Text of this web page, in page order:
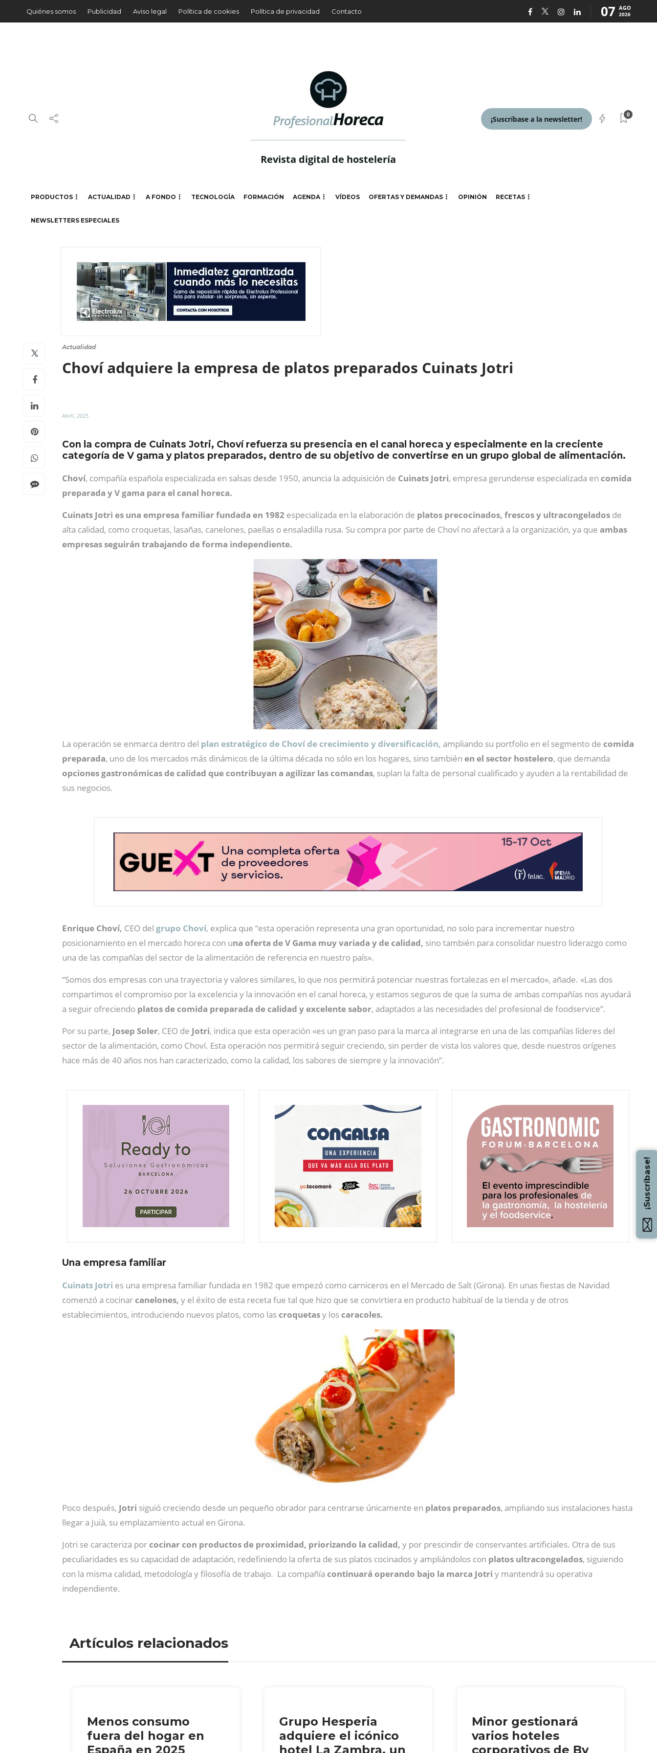
Quiénes somos Publicidad Aviso legal Política de cookies Política de privacidad Contacto 07 AGO
2026
Revista digital de hostelería
¡Suscríbase a la newsletter!
0
PRODUCTOS ACTUALIDAD A FONDO TECNOLOGÍA FORMACIÓN AGENDA VÍDEOS OFERTAS Y DEMANDAS OPINIÓN RECETAS
NEWSLETTERS ESPECIALES
Actualidad
Choví adquiere la empresa de platos preparados Cuinats Jotri
Abril, 2025
Con la compra de Cuinats Jotri, Choví refuerza su presencia en el canal horeca y especialmente en la creciente
categoría de V gama y platos preparados, dentro de su objetivo de convertirse en un grupo global de alimentación.
Choví, compañía española especializada en salsas desde 1950, anuncia la adquisición de Cuinats Jotri, empresa gerundense especializada en comida
preparada y V gama para el canal horeca.
Cuinats Jotri es una empresa familiar fundada en 1982 especializada en la elaboración de platos precocinados, frescos y ultracongelados de
alta calidad, como croquetas, lasañas, canelones, paellas o ensaladilla rusa. Su compra por parte de Choví no afectará a la organización, ya que ambas
empresas seguirán trabajando de forma independiente.
La operación se enmarca dentro del plan estratégico de Choví de crecimiento y diversificación, ampliando su portfolio en el segmento de comida
preparada, uno de los mercados más dinámicos de la última década no sólo en los hogares, sino también en el sector hostelero, que demanda
opciones gastronómicas de calidad que contribuyan a agilizar las comandas, suplan la falta de personal cualificado y ayuden a la rentabilidad de
sus negocios.
Enrique Choví, CEO del grupo Choví, explica que “esta operación representa una gran oportunidad, no solo para incrementar nuestro
posicionamiento en el mercado horeca con una oferta de V Gama muy variada y de calidad, sino también para consolidar nuestro liderazgo como
una de las compañías del sector de la alimentación de referencia en nuestro país».
“Somos dos empresas con una trayectoria y valores similares, lo que nos permitirá potenciar nuestras fortalezas en el mercado», añade. «Las dos
compartimos el compromiso por la excelencia y la innovación en el canal horeca, y estamos seguros de que la suma de ambas compañías nos ayudará
a seguir ofreciendo platos de comida preparada de calidad y excelente sabor, adaptados a las necesidades del profesional de foodservice”.
Por su parte, Josep Soler, CEO de Jotri, indica que esta operación «es un gran paso para la marca al integrarse en una de las compañías líderes del
sector de la alimentación, como Choví. Esta operación nos permitirá seguir creciendo, sin perder de vista los valores que, desde nuestros orígenes
hace más de 40 años nos han caracterizado, como la calidad, los sabores de siempre y la innovación”.
Una empresa familiar
Cuinats Jotri es una empresa familiar fundada en 1982 que empezó como carniceros en el Mercado de Salt (Girona). En unas fiestas de Navidad
comenzó a cocinarcanelones, y el éxito de esta receta fue tal que hizo que se convirtiera en producto habitual de la tienda y de otros
establecimientos, introduciendo nuevos platos, como lascroquetasy loscaracoles.
Poco después, Jotri siguió creciendo desde un pequeño obrador para centrarse únicamente en platos preparados, ampliando sus instalaciones hasta
llegar a Juià, su emplazamiento actual en Girona.
Jotri se caracteriza porcocinar con productos de proximidad, priorizando la calidad, y por prescindir de conservantes artificiales. Otra de sus
peculiaridades es su capacidad de adaptación, redefiniendo la oferta de sus platos cocinados y ampliándolos con platos ultracongelados, siguiendo
con la misma calidad, metodología y filosofía de trabajo. La compañía continuará operando bajo la marca Jotri y mantendrá su operativa
independiente.
Artículos relacionados
Menos consumo
fuera del hogar en
España en 2025
Grupo Hesperia
adquiere el icónico
hotel La Zambra, un
Minor gestionará
varios hoteles
corporativos de By
¡Suscríbase!